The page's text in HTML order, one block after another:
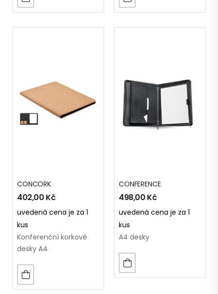
CONCORK
402,00 Kč
uvedená cena je za 1
kus
Konferenční korkové
desky A4
CONFERENCE
498,00 Kč
uvedená cena je za 1
kus
A4 desky